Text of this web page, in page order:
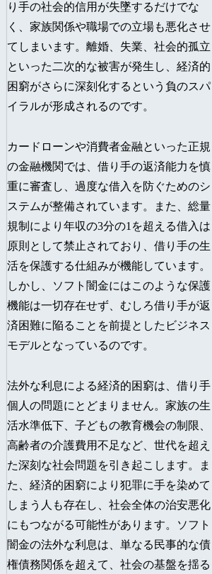
り手の社会的信用が失墜するだけでな
く、家族関係や職場での立場も悪化させ
てしまいます。離婚、失業、社会的孤立
といった二次的な被害が発生し、経済的
困窮がさらに深刻化するという負のスパ
イラルが形成されるのです。
カードローンや消費者金融といった正規
の金融機関では、借り手の返済能力を慎
重に審査し、過度な借入を防ぐためのシ
ステムが整備されています。また、総量
規制により年収の3分の1を超える借入は
原則として禁止されており、借り手の生
活を保護する仕組みが機能しています。
しかし、ソフト闇金にはこのような保護
機能は一切存在せず、むしろ借り手が返
済困難に陥ることを前提としたビジネス
モデルとなっているのです。
法外な利息による経済的困窮は、借り手
個人の問題にとどまりません。家族の生
活水準低下、子どもの教育機会の制限、
高齢者の介護費用不足など、世代を超え
た深刻な社会問題を引き起こします。ま
た、経済的困窮により犯罪に手を染めて
しまう人も存在し、社会全体の治安悪化
にもつながる可能性があります。ソフト
闇金の法外な利息は、単なる民事的な債
権債務関係を超えて、社会の基盤を揺る